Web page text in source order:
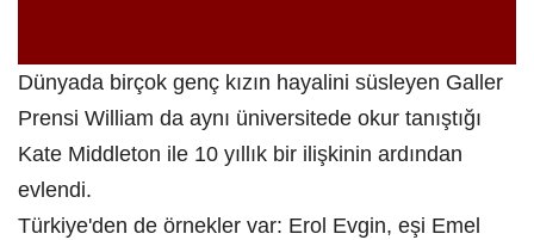
Dünyada birçok genç kızın hayalini süsleyen Galler
Prensi William da aynı üniversitede okur tanıştığı
Kate Middleton ile 10 yıllık bir ilişkinin ardından
evlendi.
Türkiye'den de örnekler var: Erol Evgin, eşi Emel